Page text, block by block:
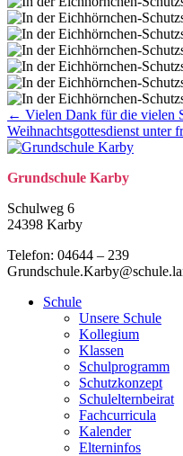
Posts
navigation
← Vielen Dank für die vielen
Weihnachtsgottesdienst unter
Grund­schule Karby
Schulweg 6
24398 Karby
Telefon: 04644 – 239
Schule
Unsere Schule
Kollegium
Klassen
Schulprogramm
Schutzkonzept
Schulelternbeirat
Fachcurricula
Kalender
Elterninfos